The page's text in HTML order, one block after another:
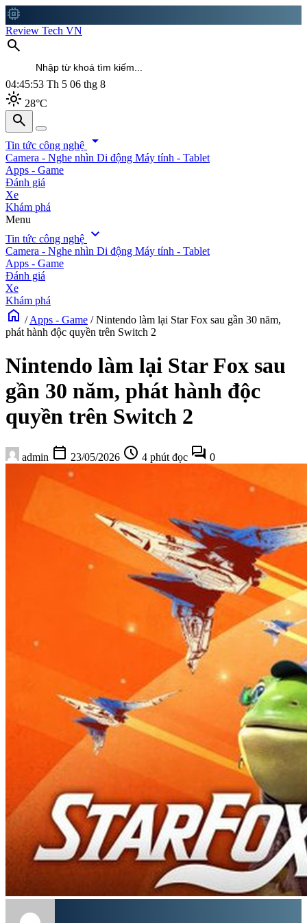
memory
Review Tech VN
search
04:45:54 Th 5 06 thg 8
light_mode 28°C
search
search
Tin tức công nghệ arrow_drop_down
Camera - Nghe nhìn Di động Máy tính - Tablet
Apps - Game
Đánh giá
Xe
Khám phá
Menu
Tin tức công nghệ expand_more
Camera - Nghe nhìn Di động Máy tính - Tablet
Apps - Game
Đánh giá
Xe
Khám phá
home / Apps - Game / Nintendo làm lại Star Fox sau gần 30 năm,
phát hành độc quyền trên Switch 2
Nintendo làm lại Star Fox sau
gần 30 năm, phát hành độc
quyền trên Switch 2
admin calendar_today 23/05/2026 schedule 4 phút đọc forum 0